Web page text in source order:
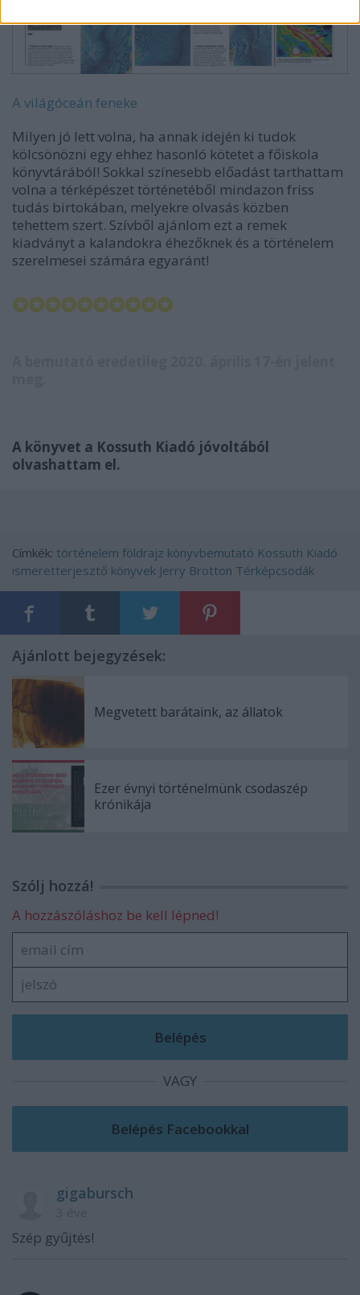
A világóceán feneke
Milyen jó lett volna, ha annak idején ki tudok
kölcsönözni egy ehhez hasonló kötetet a főiskola
könyvtárából! Sokkal színesebb előadást tarthattam
volna a térképészet történetéből mindazon friss
tudás birtokában, melyekre olvasás közben
tehettem szert. Szívből ajánlom ezt a remek
kiadványt a kalandokra éhezőknek és a történelem
szerelmesei számára egyaránt!
✪✪✪✪✪✪✪✪✪✪
A könyvet a Kossuth Kiadó jóvoltából
olvashattam el.
Címkék: történelem földrajz könyvbemutató Kossuth Kiadó
ismeretterjesztő könyvek Jerry Brotton Térképcsodák
Ajánlott bejegyzések:
Megvetett barátaink, az állatok
Ezer évnyi történelmünk csodaszép
krónikája
Szólj hozzá!
A hozzászóláshoz be kell lépned!
VAGY
gigabursch
Szép gyűjtés!